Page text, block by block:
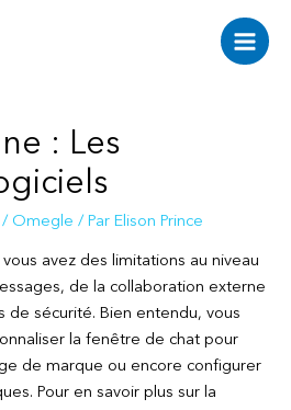
Main
: Les
/ Omegle / Par Elison Prince
avez des limitations au niveau
de la collaboration externe
de sécurité. Bien entendu, vous
la fenêtre de chat pour
de marque ou encore configurer
Pour en savoir plus sur la